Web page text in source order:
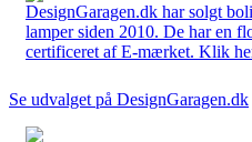
DesignGaragen.dk har solgt
lamper siden 2010. De har en
certificeret af E-mærket. Klik
Se udvalget på DesignGaragen.dk